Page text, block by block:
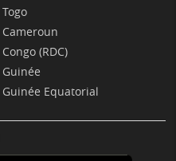
Togo
Cameroun
Congo (RDC)
Guinée
Guinée Equatorial